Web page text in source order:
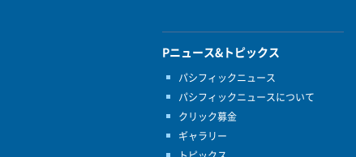
Pニュース&トピックス
パシフィックニュース
パシフィックニュースについて
クリック募金
ギャラリー